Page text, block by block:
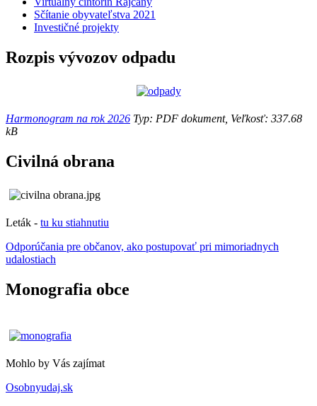
Sčítanie obyvateľstva 2021
Investičné projekty
Rozpis vývozov odpadu
Harmonogram na rok 2026 Typ: PDF dokument, Veľkosť: 337.68
kB
Civilná obrana
Leták - tu ku stiahnutiu
Odporúčania pre občanov, ako postupovať pri mimoriadnych
udalostiach
Monografia obce
Mohlo by Vás zajímat
Osobnyudaj.sk